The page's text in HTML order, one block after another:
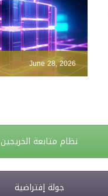
June 28, 2026
نظام متابعة الخريجين
جولة إفتراضية